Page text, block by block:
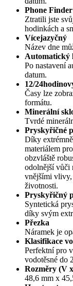
Phone Finder
Ztratili jste
hodinkách a
Vícejazyčný
Název dne
Automatický
Po nastavení
datum.
12/
Časy lze
formátu.
Minerální
Tvrdé
Pryskyřičné
Díky
materiálem
obzvláště
odolnější vůči
vnějšími vlivy,
životnosti.
Pryskyřičný
Syntetická
díky svým
Přezka
Náramek je
Klasifikace
Perfektní pro
vodotěsné do
Rozměry (V
48,6 mm x